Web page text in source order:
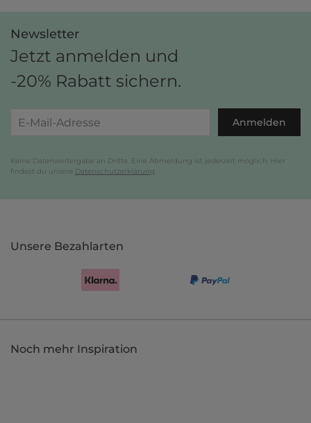
Newsletter
Jetzt anmelden und
-20% Rabatt sichern.
Anmelden
Keine Datenweitergabe an Dritte. Eine Abmeldung ist jederzeit möglich. Hier
findest du unsere Datenschutzerklärung
Unsere Bezahlarten
Noch mehr Inspiration